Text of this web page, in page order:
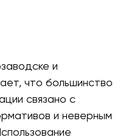
и
что большинство
связано с
и неверным